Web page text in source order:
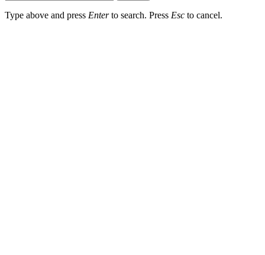
Type above and press Enterto search. Press Esc to cancel.